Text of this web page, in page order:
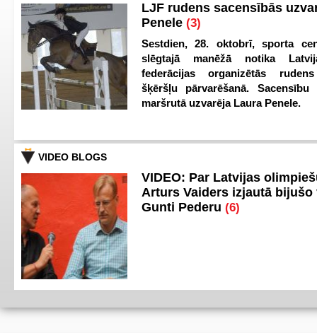
LJF rudens sacensībās
Penele (3)
Sestdien, 28. oktobrī, sporta
slēgtajā manēžā notika
federācijas organizētās
šķēršļu pārvarēšanā. Sacensību
maršrutā uzvarēja Laura Penele.
VIDEO BLOGS
VIDEO: Par Latvijas
Arturs Vaiders izjautā bijušo
Gunti Pederu (6)